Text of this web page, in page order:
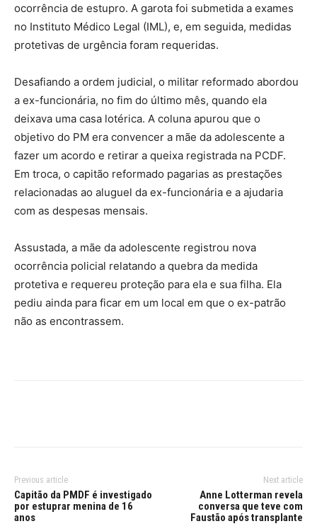
ocorrência de estupro. A garota foi submetida a exames
no Instituto Médico Legal (IML), e, em seguida, medidas
protetivas de urgência foram requeridas.
Desafiando a ordem judicial, o militar reformado abordou
a ex-funcionária, no fim do último mês, quando ela
deixava uma casa lotérica. A coluna apurou que o
objetivo do PM era convencer a mãe da adolescente a
fazer um acordo e retirar a queixa registrada na PCDF.
Em troca, o capitão reformado pagarias as prestações
relacionadas ao aluguel da ex-funcionária e a ajudaria
com as despesas mensais.
Assustada, a mãe da adolescente registrou nova
ocorrência policial relatando a quebra da medida
protetiva e requereu proteção para ela e sua filha. Ela
pediu ainda para ficar em um local em que o ex-patrão
não as encontrassem.
Previous article
Capitão da PMDF é investigado
por estuprar menina de 16
anos
Next article
Anne Lotterman revela
conversa que teve com
Faustão após transplante